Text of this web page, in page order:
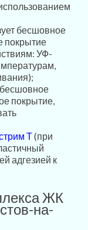
бесшовное
покрытие
УФ-
покрытие,
Т(при
адгезией к
ЖК
на-